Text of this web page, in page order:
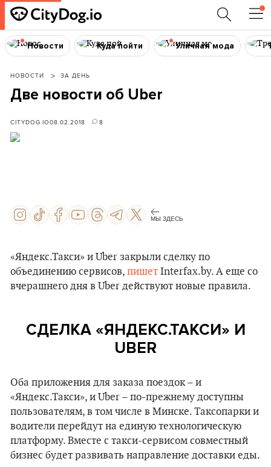
Новости Куда пойти Уличная мода
НОВОСТИ ЗА ДЕНЬ
Две новости об Uber
CITYDOG.IO08.02.2018 8
МЫ ЗДЕСЬ
«Яндекс.Такси» и Uber закрыли сделку по
объединению сервисов, пишет Interfax.by. А еще со
вчерашнего дня в Uber действуют новые правила.
СДЕЛКА «ЯНДЕКС.ТАКСИ» И
UBER
Оба приложения для заказа поездок – и
«Яндекс.Такси», и Uber – по-прежнему доступны
пользователям, в том числе в Минске. Таксопарки и
водители перейдут на единую технологическую
платформу. Вместе с такси-сервисом совместный
бизнес будет развивать направление доставки еды.